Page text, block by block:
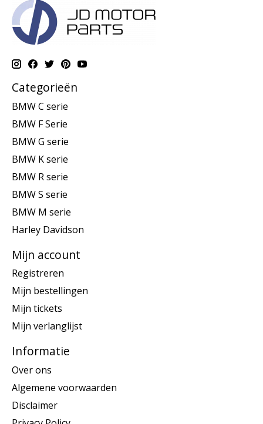
Categorieën
BMW C serie
BMW F Serie
BMW G serie
BMW K serie
BMW R serie
BMW S serie
BMW M serie
Harley Davidson
Mijn account
Registreren
Mijn bestellingen
Mijn tickets
Mijn verlanglijst
Informatie
Over ons
Algemene voorwaarden
Disclaimer